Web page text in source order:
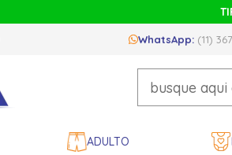
WhatsApp: (11)
ADULTO